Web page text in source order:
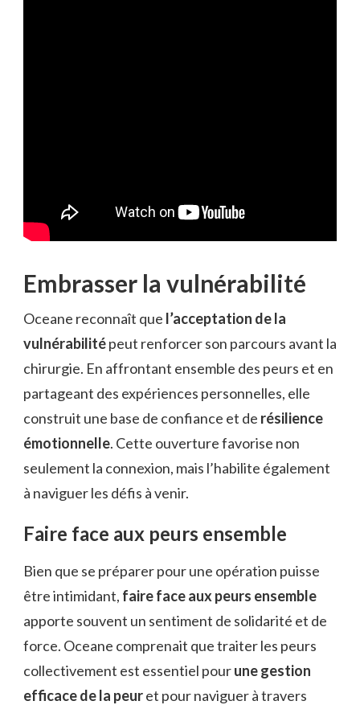
Embrasser la vulnérabilité
Oceane reconnaît que l’acceptation de la
vulnérabilitépeut renforcer son parcours avant la
chirurgie. En affrontant ensemble des peurs et en
partageant des expériences personnelles, elle
construit une base de confiance et de résilience
émotionnelle. Cette ouverture favorise non
seulement la connexion, mais l’habilite également
à naviguer les défis à venir.
Faire face aux peurs ensemble
Bien que se préparer pour une opération puisse
être intimidant, faire face aux peurs ensemble
apporte souvent un sentiment de solidarité et de
force. Oceane comprenait que traiter les peurs
collectivement est essentiel pourune gestion
efficace de la peuret pour naviguer à travers